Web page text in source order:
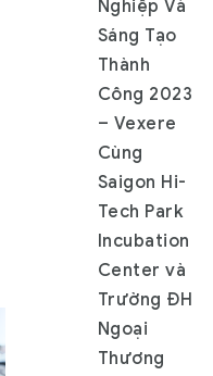
Nghiệp Và
Sáng Tạo
Thành
Công 2023
– Vexere
Cùng
Saigon Hi-
Tech Park
Incubation
Center và
Trường ĐH
Ngoại
Thương